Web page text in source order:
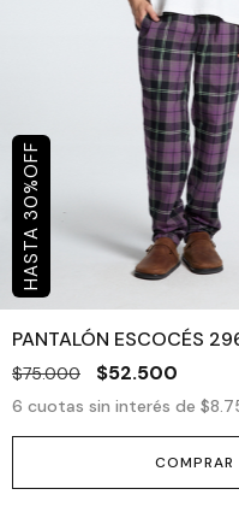
30
%
OFF
PANTALÓN ESCOCÉS
$75.000 $52.500
6 cuotas sin interés de
COMPRAR